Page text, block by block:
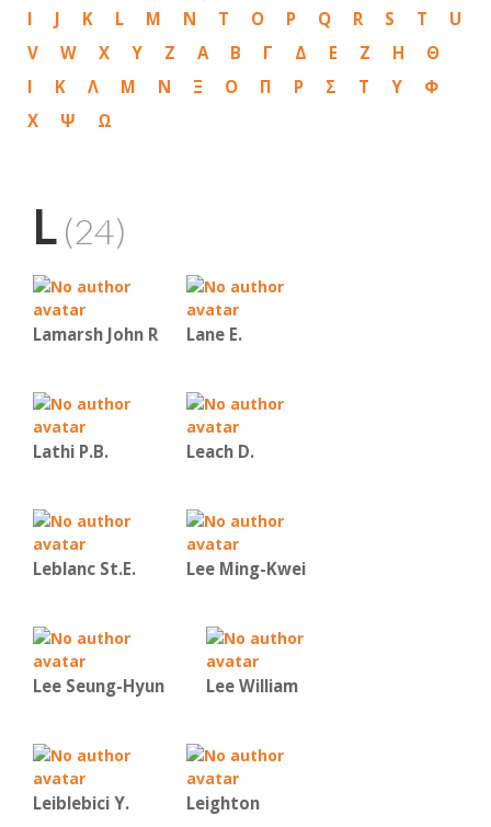
I
J K L M N T O P Q R S T
U
V
W X Y Z Α Β Γ Δ Ε Ζ Η
Θ
Ι
Κ Λ Μ Ν Ξ Ο Π Ρ Σ Τ Υ
Φ
Χ
Ψ Ω
L (24)
Lamarsh John R Lane E.
Lathi P.B. Leach D.
Leblanc St.E. Lee Ming-Kwei
Lee Seung-Hyun Lee William
Leiblebici Y. Leighton